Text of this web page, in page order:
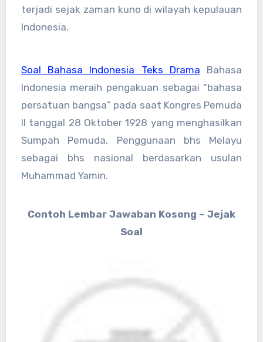
terjadi sejak zaman kuno di wilayah kepulauan
Indonesia.
Soal Bahasa Indonesia Teks Drama Bahasa
Indonesia meraih pengakuan sebagai “bahasa
persatuan bangsa” pada saat Kongres Pemuda
II tanggal 28 Oktober 1928 yang menghasilkan
Sumpah Pemuda. Penggunaan bhs Melayu
sebagai bhs nasional berdasarkan usulan
Muhammad Yamin.
Contoh Lembar Jawaban Kosong – Jejak
Soal